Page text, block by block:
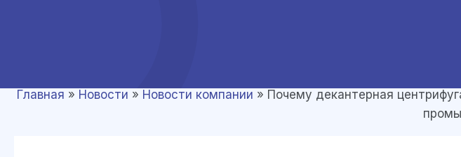
Главная » Новости » Новости компании » Почему декантерная